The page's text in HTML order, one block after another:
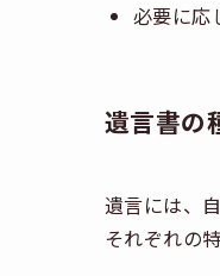
必要に応
遺言書の
遺言には、
それぞれの